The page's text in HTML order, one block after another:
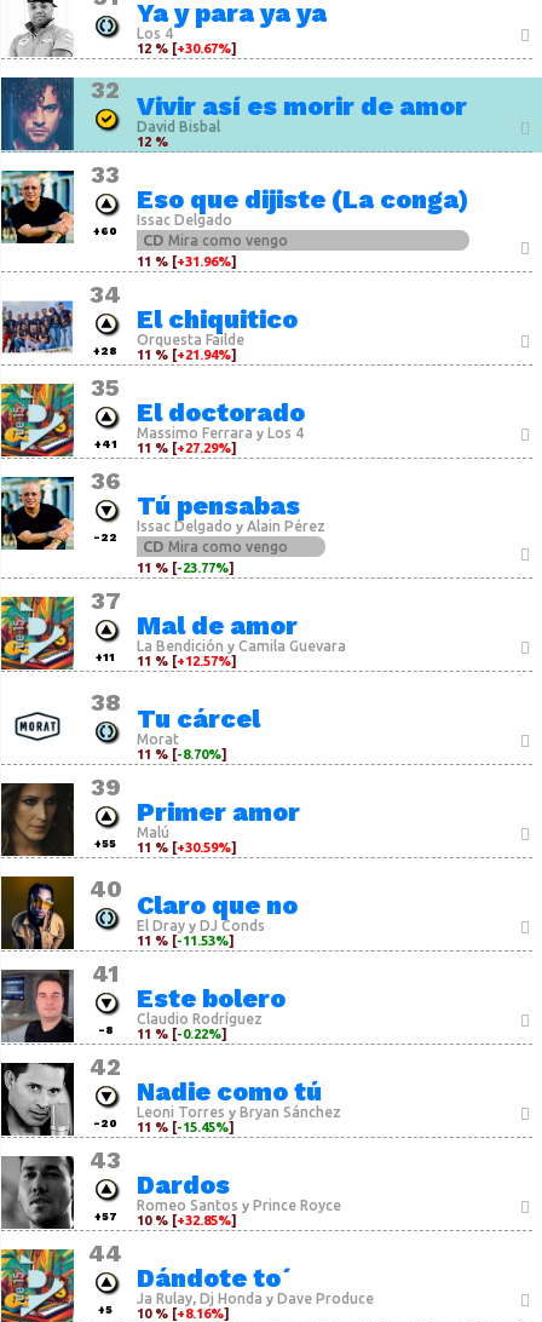
Ya y para ya ya
Los 4
12 % [+30.67%]
32
Vivir así es morir de amor
David Bisbal
12 %
33
+60
Eso que dijiste (La conga)
Issac Delgado
CDMira como vengo
11 % [+31.96%]
34
+28
El chiquitico
Orquesta Failde
11 % [+21.94%]
35
+41
El doctorado
Massimo Ferrara y Los 4
11 % [+27.29%]
36
-22
Tú pensabas
Issac Delgado yAlain Pérez
CDMira como vengo
11 % [-23.77%]
37
+11
Mal de amor
La Bendición yCamila Guevara
11 % [+12.57%]
38
Tu cárcel
Morat
11 % [-8.70%]
39
+55
Primer amor
Malú
11 % [+30.59%]
40
Claro que no
El Dray y DJ Conds
11 % [-11.53%]
41
-8
Este bolero
Claudio Rodríguez
11 % [-0.22%]
42
-20
Nadie como tú
Leoni Torres y Bryan Sánchez
11 % [-15.45%]
43
+57
Dardos
Romeo Santos y Prince Royce
10 % [+32.85%]
44
+5
Dándote to´
Ja Rulay, Dj Honda y Dave Produce
10 % [+8.16%]